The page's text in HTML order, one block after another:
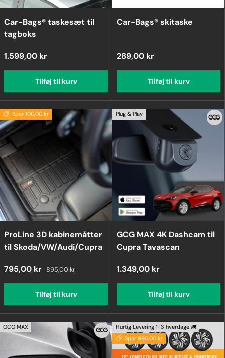
Car-Bags® taskesæt til
tagboks
1.599,00 kr
Tilføj til kurv
Car-Bags® skitaske
289,00 kr
Tilføj til kurv
Spar 100,00 kr
ProLine 3D kabinemåtter
til Skoda/VW/Audi/Cupra
795,00 kr 895,00 kr
Tilføj til kurv
Plug & Play
GCG MAX 4K Dashcam til
Cupra Tavascan
1.349,00 kr
Tilføj til kurv
GCG MAX
Hurtig Levering 1-3 hverdage 🚛
Spar 996,00 kr